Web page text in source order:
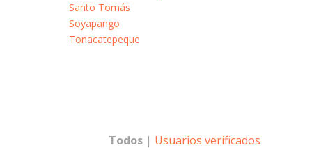
Santo Tomás
Soyapango
Tonacatepeque
Todos | Usuarios verificados